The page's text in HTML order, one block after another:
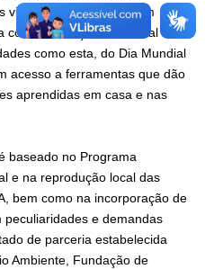
vivências e proporcionem
conscientização ambiental das
como esta, do Dia Mundial
acesso a ferramentas que dão
aprendidas em casa e nas
baseado no Programa
e na reprodução local das
bem como na incorporação de
e demandas
de parceria estabelecida
Ambiente, Fundação de